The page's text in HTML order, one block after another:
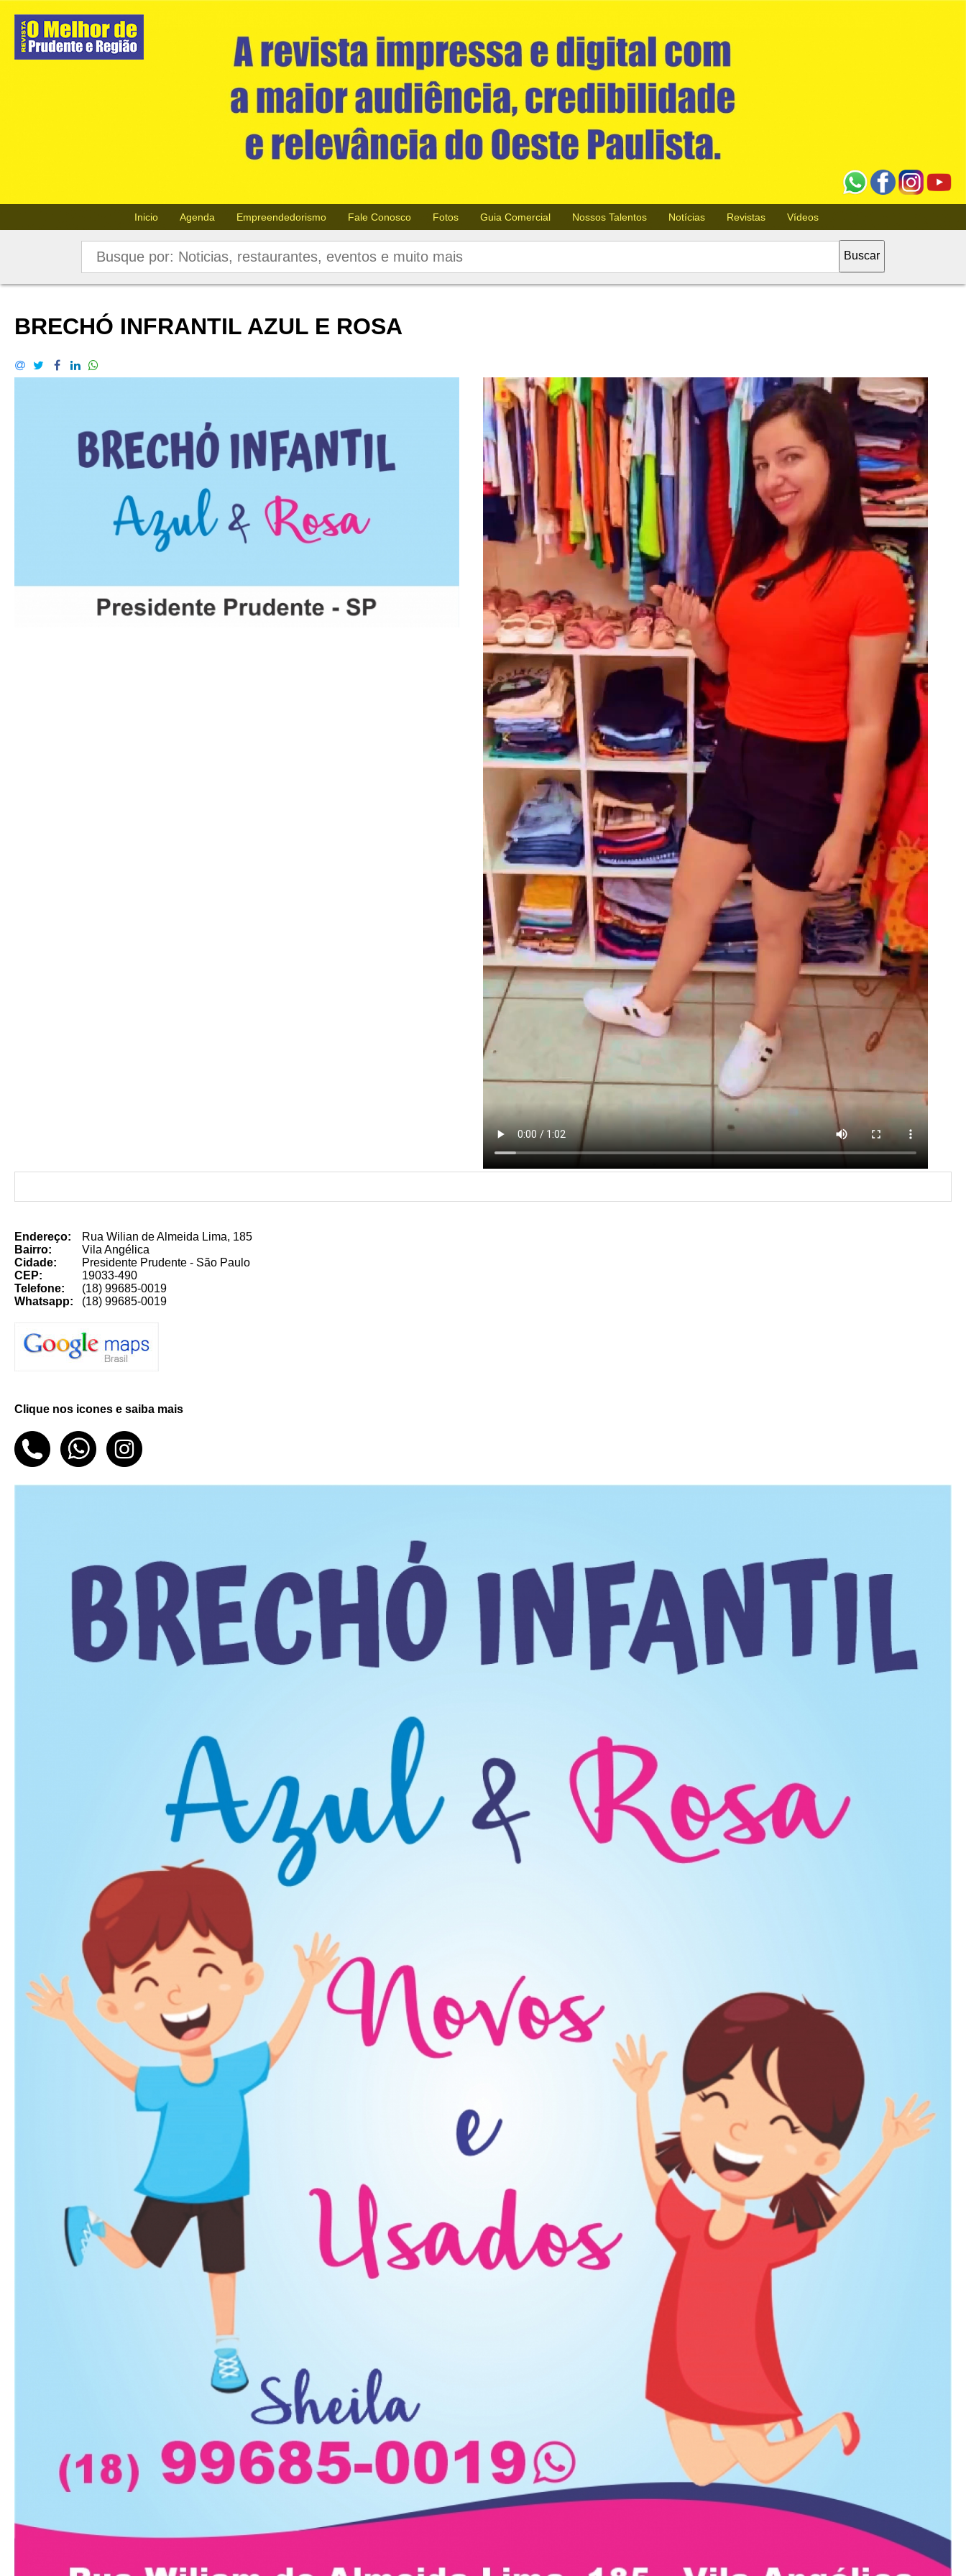
Inicio Agenda Empreendedorismo Fale Conosco Fotos Guia Comercial Nossos Talentos Notícias Revistas Vídeos
BRECHÓ INFRANTIL AZUL E ROSA
Endereço:
Rua Wilian de Almeida Lima, 185
Bairro:
Vila Angélica
Cidade:
Presidente Prudente - São Paulo
CEP:
19033-490
Telefone:
(18) 99685-0019
Whatsapp:
(18) 99685-0019
Clique nos icones e saiba mais